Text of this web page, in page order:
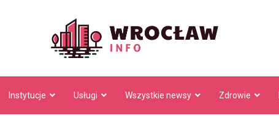
Instytucje Usługi Wszystkie newsy Zdrowie